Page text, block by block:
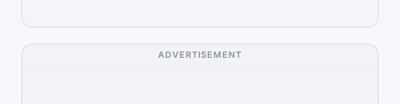
ADVERTISEMENT